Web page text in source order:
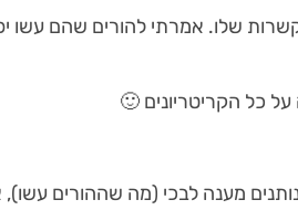
שלו. אמרתי להורים שהם עשו
כל הקריטריונים 🙂
מענה לבכי (מה שההורים עשו),